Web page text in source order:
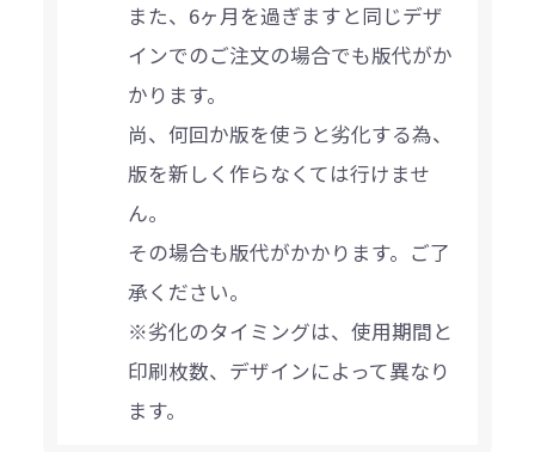
また、6ヶ月を過ぎますと同じデザ
インでのご注文の場合でも版代がか
かります。
尚、何回か版を使うと劣化する為、
版を新しく作らなくては行けませ
ん。
その場合も版代がかかります。ご了
承ください。
※劣化のタイミングは、使用期間と
印刷枚数、デザインによって異なり
ます。